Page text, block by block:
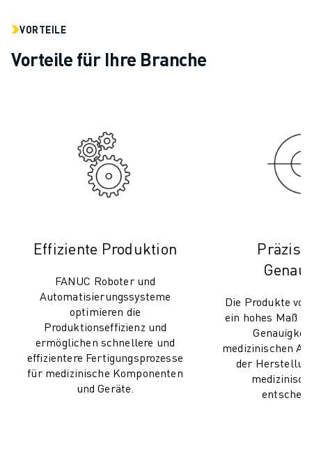
VORTEILE
Vorteile für Ihre Branche
Effiziente Produktion
FANUC Roboter und
Automatisierungssysteme
optimieren die
Produktionseffizienz und
ermöglichen schnellere und
effizientere Fertigungsprozesse
für medizinische Komponenten
und Geräte.
Die Produkte
ein hohes Maß
medizinischen
der